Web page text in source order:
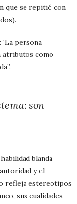
que se repitió con
‘La persona
atributos como
son
blanda
y el
refleja estereotipos
sus cualidades